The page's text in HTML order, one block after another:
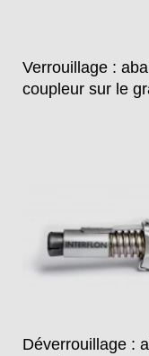
Verrouillage :
coupleur sur le
Déverrouillage :